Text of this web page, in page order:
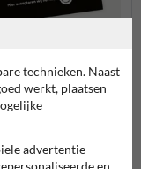
set 10 stuks
- Discriminatie
technieken. Naast
werkt, plaatsen
advertentie-
en